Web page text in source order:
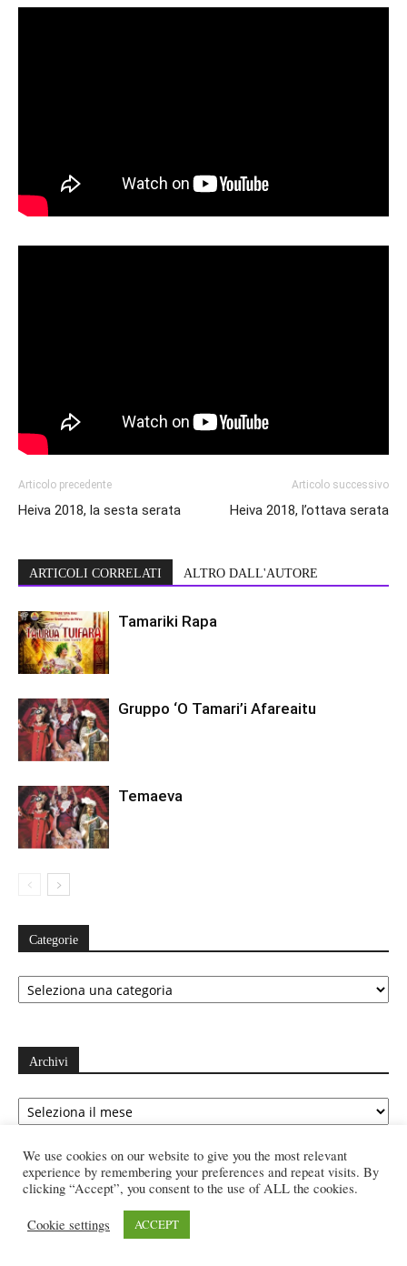
Articolo precedente
Heiva 2018, la sesta serata
Articolo successivo
Heiva 2018, l’ottava serata
ARTICOLI CORRELATI ALTRO DALL'AUTORE
Tamariki Rapa
Gruppo ‘O Tamari’i Afareaitu
Temaeva
Categorie
Categorie
Archivi
Archivi
Ultimi articoli
We use cookies on our website to give you the most relevant
experience by remembering your preferences and repeat visits. By
clicking “Accept”, you consent to the use of ALL the cookies.
Cookie settings ACCEPT